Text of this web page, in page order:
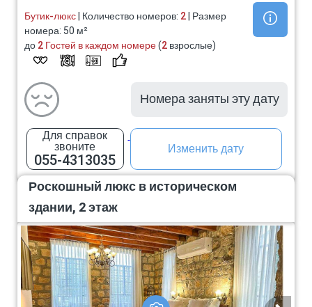
Бутик-люкс| Количество номеров: 2| Размер
номера: 50 м²
до2 Гостей в каждом номере(2взрослые)
Номера заняты эту дату
Для справок
звоните
055-4313035
Изменить дату
Роскошный люкс в историческом
здании, 2 этаж